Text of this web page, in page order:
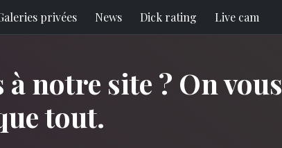
privées News Dick rating Live cam
notre site ? On vous
tout.